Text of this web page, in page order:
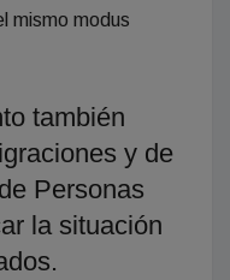
mismo modus
también
y de
Personas
la situación